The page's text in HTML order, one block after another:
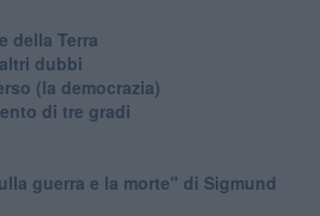
della Terra
dubbi
(la democrazia)
di tre gradi
guerra e la morte" di Sigmund